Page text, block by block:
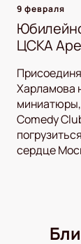
9 февраля
ЦСКА
Харламова
Comedy
сердце